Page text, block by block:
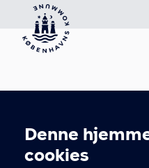
Denne
cookies
Københavns Biblioteker
Krystalgade 15